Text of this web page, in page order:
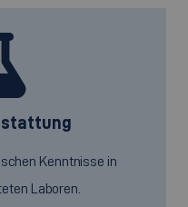
Kenntnisse in
Laboren.